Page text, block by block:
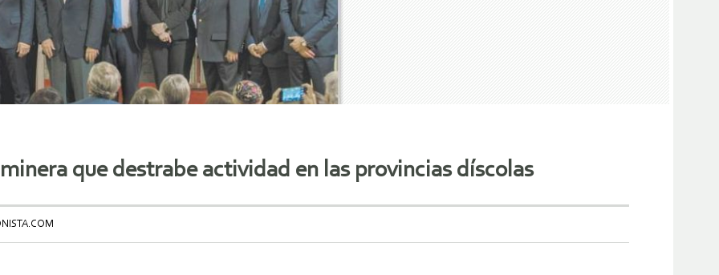
que destrabe actividad en las provincias díscolas